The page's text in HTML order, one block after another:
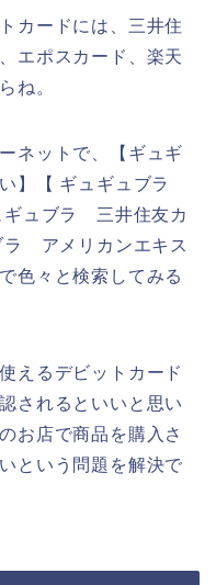
カードには、三井住
エポスカード、楽天
ね。
ネットで、【ギュギ
】【 ギュギュブラ
ュブラ 三井住友カ
アメリカンエキス
色々と検索してみる
えるデビットカード
されるといいと思い
お店で商品を購入さ
という問題を解決で